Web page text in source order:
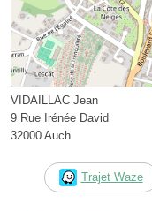
VIDAILLAC Jean
9 Rue Irénée David
32000 Auch
Trajet Waze